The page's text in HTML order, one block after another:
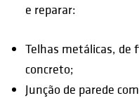
e reparar:
Telhas metálicas, de
concreto;
Junção de parede